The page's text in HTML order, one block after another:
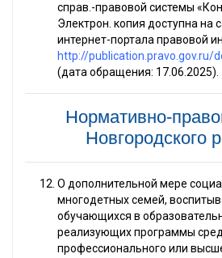
справ.-правовой системы
Электрон. копия доступна на
интернет-портала правовой
http://publication.pravo.gov.ru/
(дата обращения: 17.06.2025).
Нормативно-
Новгородского
О дополнительной мере
многодетных семей,
обучающихся в
реализующих программы
профессионального или